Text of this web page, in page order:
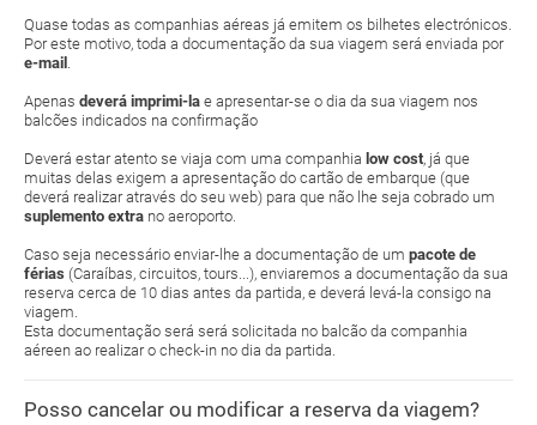
Quase todas as companhias aéreas já emitem os bilhetes electrónicos.
Por este motivo, toda a documentação da sua viagem será enviada por
e-mail .
Apenas deverá imprimi-la e apresentar-se o dia da sua viagem nos
balcões indicados na confirmação
Deverá estar atento se viaja com uma companhia low cost, já que
muitas delas exigem a apresentação do cartão de embarque (que
deverá realizar através do seu web) para que não lhe seja cobrado um
suplemento extra no aeroporto.
Caso seja necessário enviar-lhe a documentação de um pacote de
férias (Caraíbas, circuitos, tours...), enviaremos a documentação da sua
reserva cerca de 10 dias antes da partida, e deverá levá-la consigo na
viagem.
Esta documentação será será solicitada no balcão da companhia
aéreen ao realizar o check-in no dia da partida.
Posso cancelar ou modificar a reserva da viagem?